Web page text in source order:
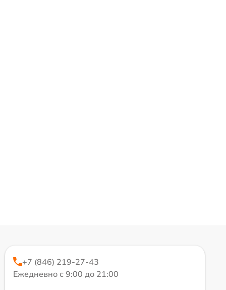
+7 (846) 219-27-43
Ежедневно с 9:00 до 21:00